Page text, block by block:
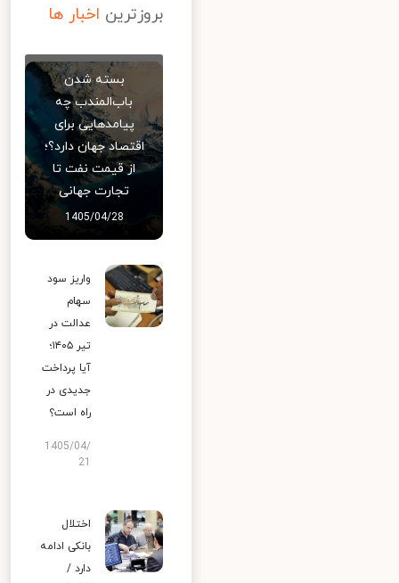
بروزترین اخبار ها
بسته شدن
باب‌المندب چه
پیامدهایی برای
اقتصاد جهان دارد؟؛
از قیمت نفت تا
تجارت جهانی
1405/04/28
واریز سود
سهام
عدالت در
تیر ۱۴۰۵؛
آیا پرداخت
جدیدی در
راه است؟
1405/04/
اختلال
بانکی ادامه
دارد /